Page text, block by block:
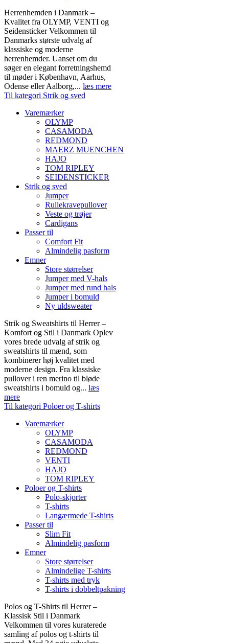
Herrenhemden i Danmark –
Kvalitet fra OLYMP, VENTI og
Seidensticker Velkommen til
Danmarks største udvalg af
klassiske og moderne
herrenhemder. Uanset om du
søger en elegant forretningshemd
til møder i København, Aarhus,
Odense eller Aalborg,... læs mere
Til kategori Strik og sved
Varemærker
OLYMP
CASAMODA
REDMOND
MAERZ MUENCHEN
HAJO
TOM RIPLEY
SEIDENSTICKER
Strik og sved
Jumper
Rullekravepullover
Veste og trøjer
Cardigans
Passer til
Comfort Fit
Almindelig pasform
Emner
Store størrelser
Jumper med V-hals
Jumper med rund hals
Jumper i bomuld
Ny uldsweater
Strik og Sweatshirts til Herrer –
Komfort og Stil i Danmark Oplev
vores brede udvalg af strik og
sweatshirts til mænd, som
kombinerer høj kvalitet med
moderne design. Fra klassiske
pullover i ren merino til bløde
sweatshirts i bomuld og... læs
mere
Til kategori Poloer og T-shirts
Varemærker
OLYMP
CASAMODA
REDMOND
VENTI
HAJO
TOM RIPLEY
Poloer og T-shirts
Polo-skjorter
T-shirts
Langærmede T-shirts
Passer til
Slim Fit
Almindelig pasform
Emner
Store størrelser
Almindelige T-shirts
T-shirts med tryk
T-shirts i dobbeltpakning
Polos og T-Shirts til Herrer –
Klassisk Stil i Danmark
Velkommen til vores kuraterede
samling af polos og t-shirts til